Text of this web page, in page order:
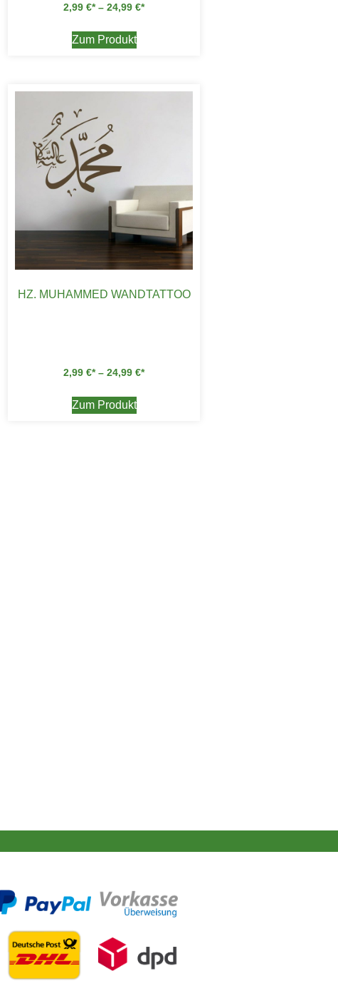
2,99 € – 24,99 €
Zum Produkt
HZ. MUHAMMED WANDTATTOO
2,99 € – 24,99 €
Zum Produkt